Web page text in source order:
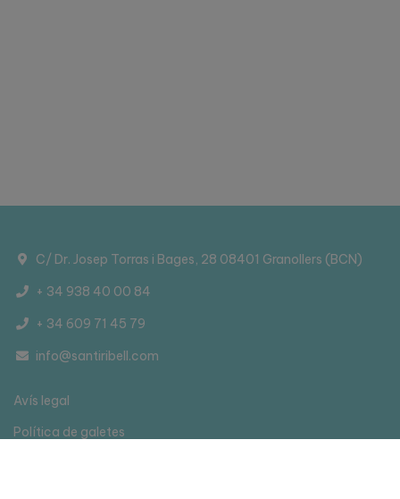
C/ Dr. Josep Torras i Bages, 28 08401 Granollers (BCN)
+ 34 938 40 00 84
+ 34 609 71 45 79
info@santiribell.com
Avís legal
Política de galetes